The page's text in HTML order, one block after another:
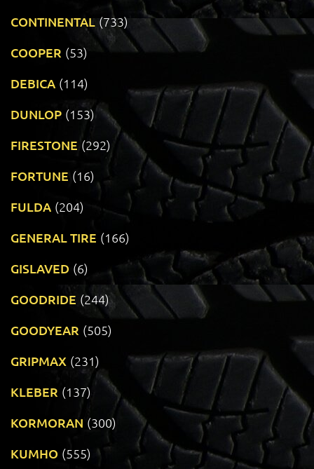
CONTINENTAL (733)
COOPER (53)
DEBICA (114)
DUNLOP (153)
FIRESTONE (292)
FORTUNE (16)
FULDA (204)
GENERAL TIRE (166)
GISLAVED (6)
GOODRIDE (244)
GOODYEAR (505)
GRIPMAX (231)
KLEBER (137)
KORMORAN (300)
KUMHO (555)